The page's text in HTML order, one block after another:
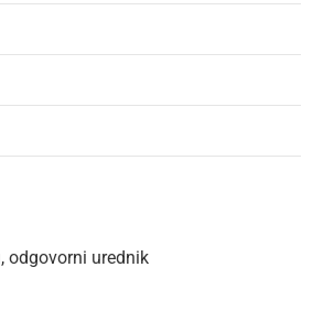
odgovorni urednik
stresli bar Klub